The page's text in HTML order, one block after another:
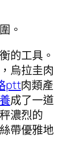
。
的工具。
烏拉圭肉
ptt肉類產
成了一道
濃烈的
絲帶優雅地